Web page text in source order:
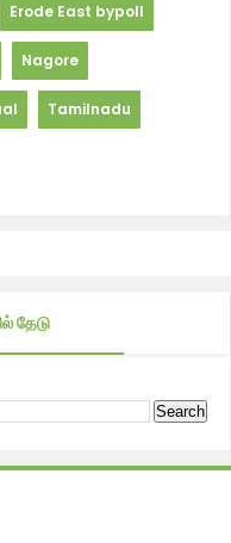
Erode East bypoll
Nagore
Tamilnadu
தேடு